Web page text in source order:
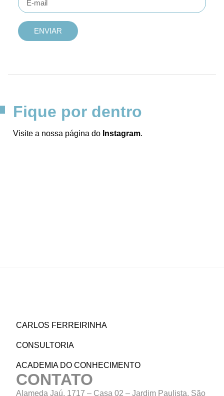
ENVIAR
Fique por dentro
Visite a nossa página do Instagram.
CARLOS FERREIRINHA
CONSULTORIA
ACADEMIA DO CONHECIMENTO
CONTATO
Alameda Jaú, 1717 – Casa 02 – Jardim Paulista, São